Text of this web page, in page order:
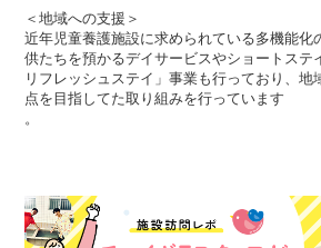
＜地域への支援＞
近年児童養護施設に求められている多機能化
供たちを預かるデイサービスやショートステ
リフレッシュステイ」事業も行っており、地
点を目指してた取り組みを行っています
。